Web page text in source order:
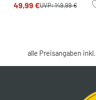
49,99 €UVP:149,99 €
alle Preisangaben inkl.